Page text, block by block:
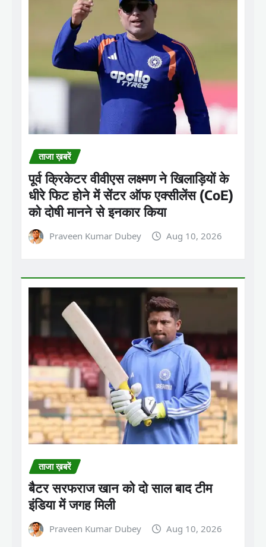
ताजा ख़बरें
पूर्व क्रिकेटर वीवीएस लक्ष्मण ने खिलाड़ियों के
धीरे फिट होने में सेंटर ऑफ एक्सीलेंस (CoE)
को दोषी मानने से इनकार किया
Praveen Kumar Dubey Aug 10, 2026
ताजा ख़बरें
बैटर सरफराज खान को दो साल बाद टीम
इंडिया में जगह मिली
Praveen Kumar Dubey Aug 10, 2026